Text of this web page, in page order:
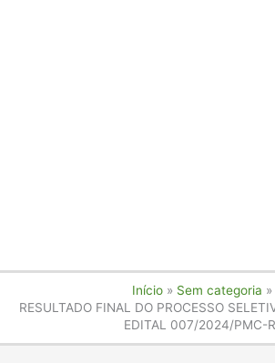
Início
Sem categoria
RESULTADO FINAL DO PROCESSO
EDITAL 007/2024/PMC-